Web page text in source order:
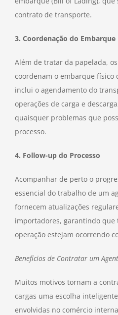
contrato de transporte.
3. Coordenação do Embarque
Além de tratar da papelada,
coordenam o embarque físico
inclui o agendamento do
operações de carga e
quaisquer problemas que
processo.
4. Follow-up do Processo
Acompanhar de perto o
essencial do trabalho de um
fornecem atualizações
importadores, garantindo que
operação estejam ocorrendo
Benefícios de Contratar um
Muitos motivos tornam a
cargas uma escolha
envolvidas no comércio